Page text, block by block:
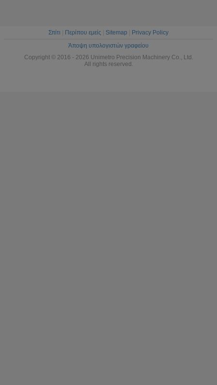
Σπίτι Περίπου εμείς Sitemap
Privacy Policy
Άποψη υπολογιστών γραφείου
Copyright © 2016 - 2026 Unimetro Precision Machinery Co., Ltd.
All rights reserved.